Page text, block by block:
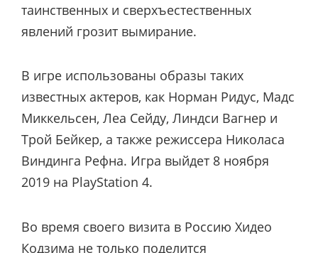
таинственных и сверхъестественных
явлений грозит вымирание.
В игре использованы образы таких
известных актеров, как Норман Ридус, Мадс
Миккельсен, Леа Сейду, Линдси Вагнер и
Трой Бейкер, а также режиссера Николаса
Виндинга Рефна. Игра выйдет 8 ноября
2019 на PlayStation 4.
Во время своего визита в Россию Хидео
Кодзима не только поделится